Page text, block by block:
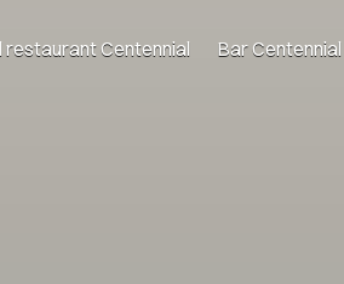
restaurant Centennial Bar Centennial